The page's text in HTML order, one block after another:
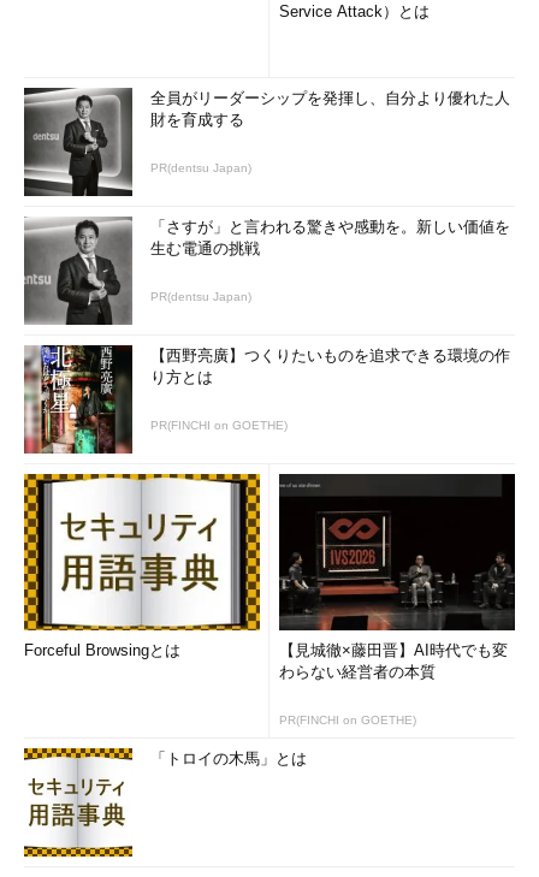
Service Attack）とは
全員がリーダーシップを発揮し、自分より優れた人
財を育成する
PR(dentsu Japan)
「さすが」と言われる驚きや感動を。新しい価値を
生む電通の挑戦
PR(dentsu Japan)
【西野亮廣】つくりたいものを追求できる環境の作
り方とは
PR(FINCHI on GOETHE)
Forceful Browsingとは
【見城徹×藤田晋】AI時代でも変
わらない経営者の本質
PR(FINCHI on GOETHE)
「トロイの木馬」とは